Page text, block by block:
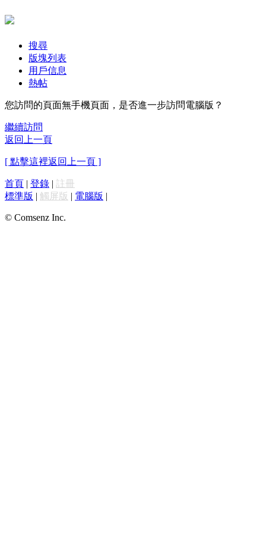
搜尋
版塊列表
用戶信息
熱帖
您訪問的頁面無手機頁面，是否進一步訪問電腦版？
繼續訪問
返回上一頁
[ 點擊這裡返回上一頁 ]
首頁 | 登錄 | 註冊
標準版 | 觸屏版 | 電腦版 |
© Comsenz Inc.